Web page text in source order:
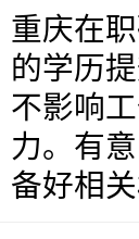
重庆在
的学历
不影响
力。有
备好相